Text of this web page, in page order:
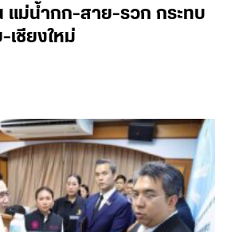
ม่น้ำกก-สาย-รวก กระทบ
เชียงใหม่